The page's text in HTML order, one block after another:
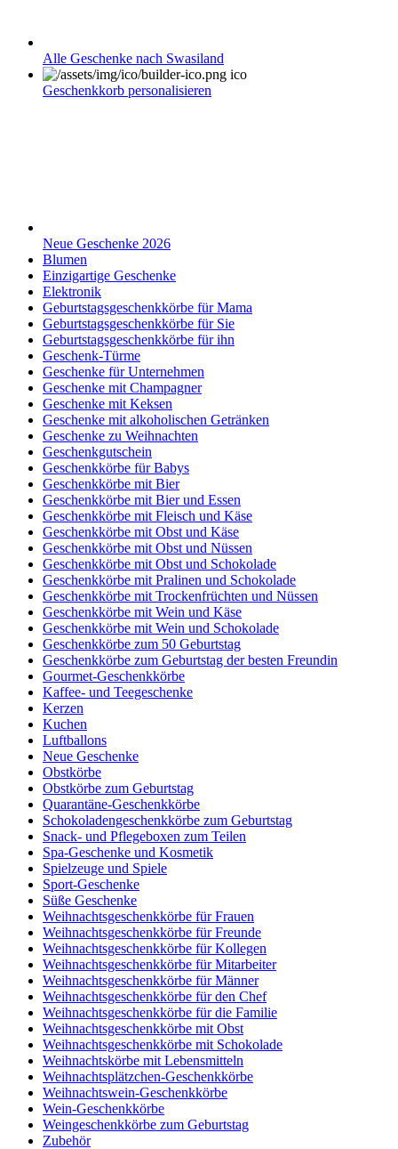
Alle Geschenke nach Swasiland
Geschenkkorb personalisieren
Neue Geschenke 2026
Blumen
Einzigartige Geschenke
Elektronik
Geburtstagsgeschenkkörbe für Mama
Geburtstagsgeschenkkörbe für Sie
Geburtstagsgeschenkkörbe für ihn
Geschenk-Türme
Geschenke für Unternehmen
Geschenke mit Champagner
Geschenke mit Keksen
Geschenke mit alkoholischen Getränken
Geschenke zu Weihnachten
Geschenkgutschein
Geschenkkörbe für Babys
Geschenkkörbe mit Bier
Geschenkkörbe mit Bier und Essen
Geschenkkörbe mit Fleisch und Käse
Geschenkkörbe mit Obst und Käse
Geschenkkörbe mit Obst und Nüssen
Geschenkkörbe mit Obst und Schokolade
Geschenkkörbe mit Pralinen und Schokolade
Geschenkkörbe mit Trockenfrüchten und Nüssen
Geschenkkörbe mit Wein und Käse
Geschenkkörbe mit Wein und Schokolade
Geschenkkörbe zum 50 Geburtstag
Geschenkkörbe zum Geburtstag der besten Freundin
Gourmet-Geschenkkörbe
Kaffee- und Teegeschenke
Kerzen
Kuchen
Luftballons
Neue Geschenke
Obstkörbe
Obstkörbe zum Geburtstag
Quarantäne-Geschenkkörbe
Schokoladengeschenkkörbe zum Geburtstag
Snack- und Pflegeboxen zum Teilen
Spa-Geschenke und Kosmetik
Spielzeuge und Spiele
Sport-Geschenke
Süße Geschenke
Weihnachtsgeschenkkörbe für Frauen
Weihnachtsgeschenkkörbe für Freunde
Weihnachtsgeschenkkörbe für Kollegen
Weihnachtsgeschenkkörbe für Mitarbeiter
Weihnachtsgeschenkkörbe für Männer
Weihnachtsgeschenkkörbe für den Chef
Weihnachtsgeschenkkörbe für die Familie
Weihnachtsgeschenkkörbe mit Obst
Weihnachtsgeschenkkörbe mit Schokolade
Weihnachtskörbe mit Lebensmitteln
Weihnachtsplätzchen-Geschenkkörbe
Weihnachtswein-Geschenkkörbe
Wein-Geschenkkörbe
Weingeschenkkörbe zum Geburtstag
Zubehör